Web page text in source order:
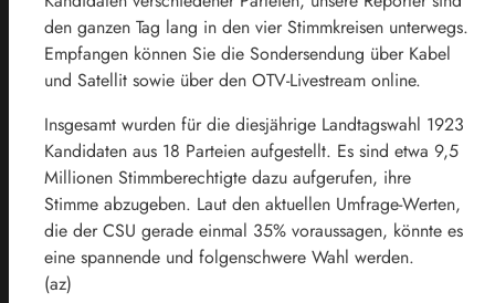
den ganzen Tag lang in den vier Stimmkreisen unterwegs.
Empfangen können Sie die Sondersendung über Kabel
und Satellit sowie über den OTV-Livestream online.
Insgesamt wurden für die diesjährige Landtagswahl 1923
Kandidaten aus 18 Parteien aufgestellt. Es sind etwa 9,5
Millionen Stimmberechtigte dazu aufgerufen, ihre
Stimme abzugeben. Laut den aktuellen Umfrage-Werten,
die der CSU gerade einmal 35% voraussagen, könnte es
eine spannende und folgenschwere Wahl werden.
(az)